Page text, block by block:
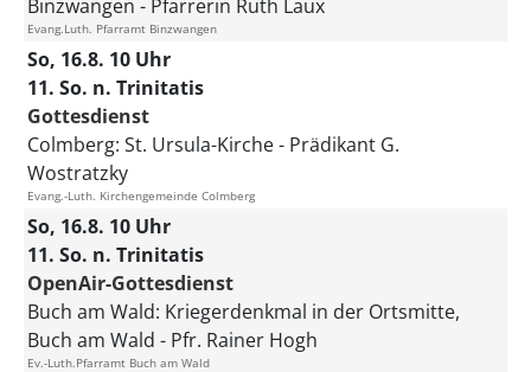
Binzwangen Pfarrerin Ruth Laux
Evang.Luth. Pfarramt Binzwangen
So, 16.8. 10 Uhr
11. So. n. Trinitatis
Gottesdienst
Colmberg: St. Ursula-Kirche
Prädikant G.
Wostratzky
Evang.-Luth. Kirchengemeinde Colmberg
So, 16.8. 10 Uhr
11. So. n. Trinitatis
OpenAir-Gottesdienst
Buch am Wald: Kriegerdenkmal in der Ortsmitte,
Buch am Wald
Pfr. Rainer Hogh
Ev.-Luth.Pfarramt Buch am Wald